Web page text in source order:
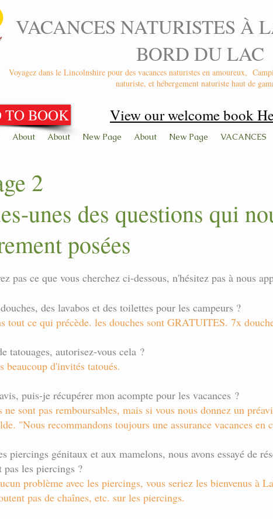
VACANCES NATURISTES À
BORD DU LAC
Voyagez dans le Lincolnshire pour des vacances naturistes en amoureux,
naturiste, et hébergement naturiste haut de
TO BOOK View our welcome book
About About New Page About New Page VACANCES
2
unes des questions qui
posées
pas ce que vous cherchez ci-dessous, n'hésitez pas à nous
des lavabos et des toilettes pour les campeurs ?
tout ce qui précède. les douches sont GRATUITES. 7x
tatouages, autorisez-vous cela ?
beaucoup d'invités tatoués.
puis-je récupérer mon acompte pour les vacances ?
sont pas remboursables, mais si vous nous donnez un
"Nous recommandons toujours une assurance vacances en
piercings génitaux et aux mamelons, nous avons essayé de
les piercings ?
problème avec les piercings, vous seriez les bienvenus à
pas de chaînes, etc. sur les piercings.